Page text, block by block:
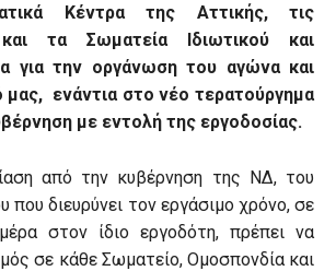
Κέντρα της Αττικής, τις
τα Σωματεία Ιδιωτικού και
για την οργάνωση του αγώνα και
μας, ενάντια στο νέο τερατούργημα
με εντολή της εργοδοσίας.
από την κυβέρνηση της ΝΔ, του
που διευρύνει τον εργάσιμο χρόνο, σε
στον ίδιο εργοδότη, πρέπει να
σε κάθε Σωματείο, Ομοσπονδία και